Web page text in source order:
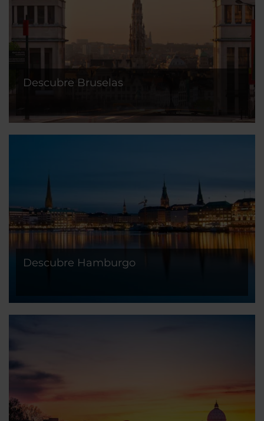
Descubre Bruselas
Descubre Hamburgo